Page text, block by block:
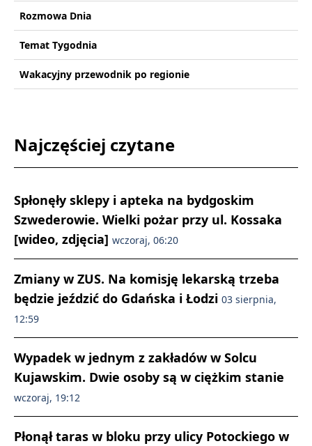
Rozmowa Dnia
Temat Tygodnia
Wakacyjny przewodnik po regionie
Najczęściej czytane
Spłonęły sklepy i apteka na bydgoskim
Szwederowie. Wielki pożar przy ul. Kossaka
[wideo, zdjęcia] wczoraj, 06:20
Zmiany w ZUS. Na komisję lekarską trzeba
będzie jeździć do Gdańska i Łodzi 03 sierpnia,
12:59
Wypadek w jednym z zakładów w Solcu
Kujawskim. Dwie osoby są w ciężkim stanie
wczoraj, 19:12
Płonął taras w bloku przy ulicy Potockiego w